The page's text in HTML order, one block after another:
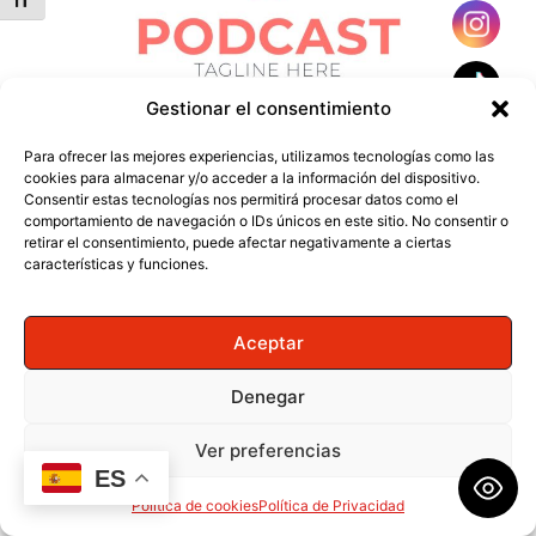
Gestionar el consentimiento
Para ofrecer las mejores experiencias, utilizamos tecnologías como las
cookies para almacenar y/o acceder a la información del dispositivo.
Consentir estas tecnologías nos permitirá procesar datos como el
comportamiento de navegación o IDs únicos en este sitio. No consentir o
retirar el consentimiento, puede afectar negativamente a ciertas
características y funciones.
Aceptar
Denegar
Ver preferencias
Política de cookiesPolítica de Privacidad
© 2025 Radio Marca Gandía
Aviso Legal|Política de privacidad|Declaración de
accesibilidad|Política de cookies
ES